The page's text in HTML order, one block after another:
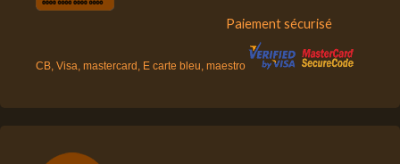
Paiement sécurisé
CB, Visa, mastercard, E carte bleu, maestro